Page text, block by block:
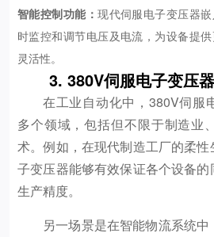
智能控制功能：现代伺服电子变压器
时监控和调节电压及电流，为设备提
灵活性。
3. 380V伺服电子变压
在工业自动化中，380V伺服
多个领域，包括但不限于制造业
术。例如，在现代制造工厂的柔
子变压器能够有效保证各个设备
生产精度。
另一场景是在智能物流系统